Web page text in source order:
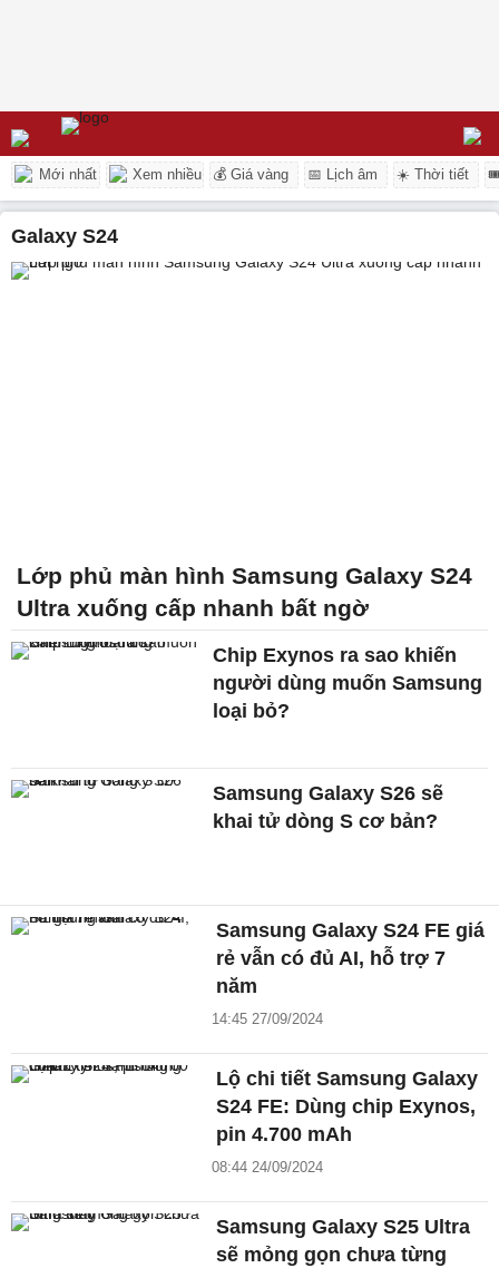
Mới nhất Xem nhiều 💰 Giá vàng 📅 Lịch âm ☀️ Thời tiết
Galaxy S24
Lớp phủ màn hình Samsung Galaxy S24
Ultra xuống cấp nhanh bất ngờ
Chip Exynos ra sao khiến
người dùng muốn Samsung
loại bỏ?
Samsung Galaxy S26 sẽ
khai tử dòng S cơ bản?
Samsung Galaxy S24 FE giá
rẻ vẫn có đủ AI, hỗ trợ 7
năm
14:45 27/09/2024
Lộ chi tiết Samsung Galaxy
S24 FE: Dùng chip Exynos,
pin 4.700 mAh
08:44 24/09/2024
Samsung Galaxy S25 Ultra
sẽ mỏng gọn chưa từng